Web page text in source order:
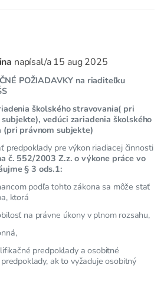
napísal/a 15 aug 2025
POŽIADAVKY na riaditeľku
školského stravovania( pri
vedúci zariadenia školského
(pri právnom subjekte)
predpoklady pre výkon riadiacej činnosti
č. 552/2003 Z.z. o výkone práce vo
§ 3 ods.1:
podľa tohto zákona sa môže stať
ktorá
na právne úkony v plnom rozsahu,
predpoklady a osobitné
ak to vyžaduje osobitný